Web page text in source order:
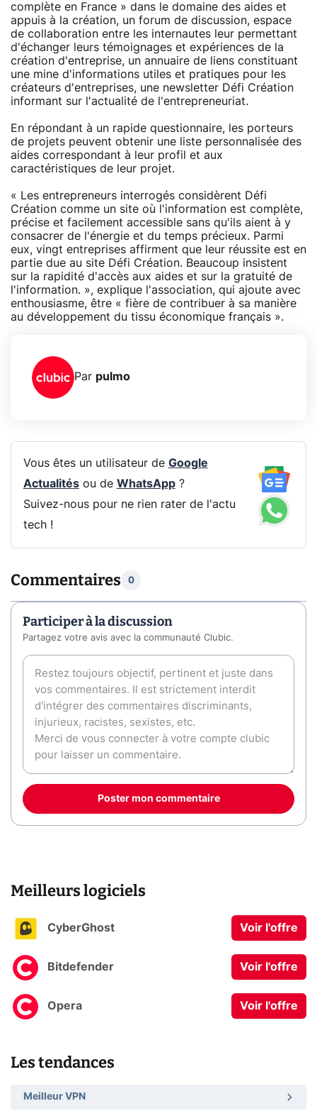
complète en France » dans le domaine des aides et
appuis à la création, un forum de discussion, espace
de collaboration entre les internautes leur permettant
d'échanger leurs témoignages et expériences de la
création d'entreprise, un annuaire de liens constituant
une mine d'informations utiles et pratiques pour les
créateurs d'entreprises, une newsletter Défi Création
informant sur l'actualité de l'entrepreneuriat.
En répondant à un rapide questionnaire, les porteurs
de projets peuvent obtenir une liste personnalisée des
aides correspondant à leur profil et aux
caractéristiques de leur projet.
« Les entrepreneurs interrogés considèrent Défi
Création comme un site où l'information est complète,
précise et facilement accessible sans qu'ils aient à y
consacrer de l'énergie et du temps précieux. Parmi
eux, vingt entreprises affirment que leur réussite est en
partie due au site Défi Création. Beaucoup insistent
sur la rapidité d'accès aux aides et sur la gratuité de
l'information. », explique l'association, qui ajoute avec
enthousiasme, être « fière de contribuer à sa manière
au développement du tissu économique français ».
Par pulmo
Vous êtes un utilisateur de Google
Actualitésou de WhatsApp?
Suivez-nous pour ne rien rater de l'actu
tech !
Commentaires 0
Participer à la discussion
Partagez votre avis avec la communauté Clubic.
Poster mon commentaire
Meilleurs logiciels
CyberGhost Voir l'offre
Bitdefender Voir l'offre
Opera Voir l'offre
Les tendances
Meilleur VPN